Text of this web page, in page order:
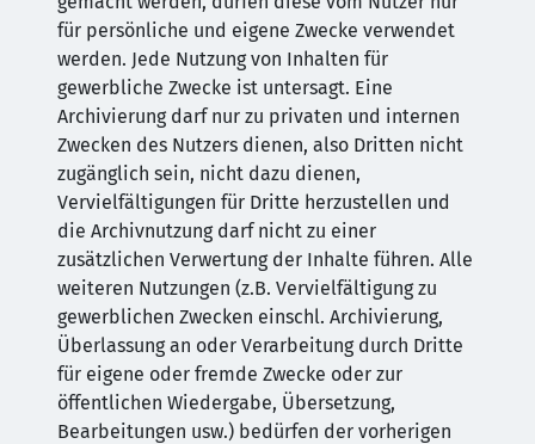
für persönliche und eigene Zwecke verwendet
werden. Jede Nutzung von Inhalten für
gewerbliche Zwecke ist untersagt. Eine
Archivierung darf nur zu privaten und internen
Zwecken des Nutzers dienen, also Dritten nicht
zugänglich sein, nicht dazu dienen,
Vervielfältigungen für Dritte herzustellen und
die Archivnutzung darf nicht zu einer
zusätzlichen Verwertung der Inhalte führen. Alle
weiteren Nutzungen (z.B. Vervielfältigung zu
gewerblichen Zwecken einschl. Archivierung,
Überlassung an oder Verarbeitung durch Dritte
für eigene oder fremde Zwecke oder zur
öffentlichen Wiedergabe, Übersetzung,
Bearbeitungen usw.) bedürfen der vorherigen